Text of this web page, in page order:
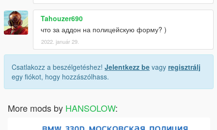
Tahouzer690
что за аддон на полицейскую форму? )
2022. január 29.
Csatlakozz a beszélgetéshez! Jelentkezz be vagy regisztrálj
egy fiókot, hogy hozzászólhass.
More mods by HANSOLOW: